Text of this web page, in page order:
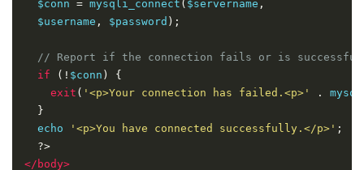
  $conn
= mysqli_connect ( $servername ,
  $username
, $password );
// Report if the connection fails or is
if
( ! $conn )
{
exit ( '<p>Your connection has failed.<p>' .
}
  echo
'<p>You have connected successfully.</p>' ;
?>
</body>